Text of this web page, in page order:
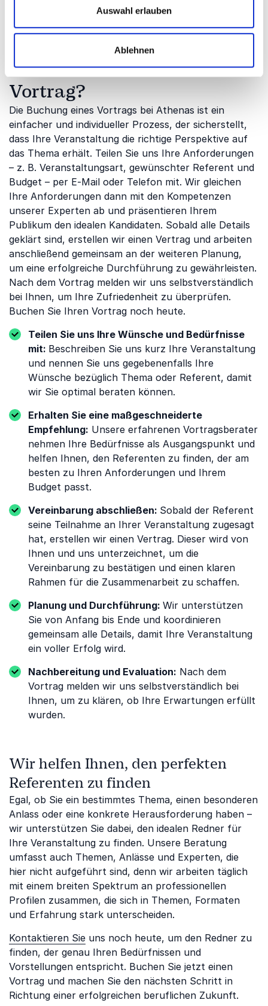
Auswahl erlauben
Ablehnen
Themen oder Referenten besprechen möchten.
Wie buche ich einen
Vortrag?
Die Buchung eines Vortrags bei Athenas ist ein
einfacher und individueller Prozess, der sicherstellt,
dass Ihre Veranstaltung die richtige Perspektive auf
das Thema erhält. Teilen Sie uns Ihre Anforderungen
– z. B. Veranstaltungsart, gewünschter Referent und
Budget – per E-Mail oder Telefon mit. Wir gleichen
Ihre Anforderungen dann mit den Kompetenzen
unserer Experten ab und präsentieren Ihrem
Publikum den idealen Kandidaten. Sobald alle Details
geklärt sind, erstellen wir einen Vertrag und arbeiten
anschließend gemeinsam an der weiteren Planung,
um eine erfolgreiche Durchführung zu gewährleisten.
Nach dem Vortrag melden wir uns selbstverständlich
bei Ihnen, um Ihre Zufriedenheit zu überprüfen.
Buchen Sie Ihren Vortrag noch heute.
Teilen Sie uns Ihre Wünsche und Bedürfnisse
mit: Beschreiben Sie uns kurz Ihre Veranstaltung
und nennen Sie uns gegebenenfalls Ihre
Wünsche bezüglich Thema oder Referent, damit
wir Sie optimal beraten können.
Erhalten Sie eine maßgeschneiderte
Empfehlung: Unsere erfahrenen Vortragsberater
nehmen Ihre Bedürfnisse als Ausgangspunkt und
helfen Ihnen, den Referenten zu finden, der am
besten zu Ihren Anforderungen und Ihrem
Budget passt.
Vereinbarung abschließen: Sobald der Referent
seine Teilnahme an Ihrer Veranstaltung zugesagt
hat, erstellen wir einen Vertrag. Dieser wird von
Ihnen und uns unterzeichnet, um die
Vereinbarung zu bestätigen und einen klaren
Rahmen für die Zusammenarbeit zu schaffen.
Planung und Durchführung: Wir unterstützen
Sie von Anfang bis Ende und koordinieren
gemeinsam alle Details, damit Ihre Veranstaltung
ein voller Erfolg wird.
Nachbereitung und Evaluation: Nach dem
Vortrag melden wir uns selbstverständlich bei
Ihnen, um zu klären, ob Ihre Erwartungen erfüllt
wurden.
Wir helfen Ihnen, den perfekten
Referenten zu finden
Egal, ob Sie ein bestimmtes Thema, einen besonderen
Anlass oder eine konkrete Herausforderung haben –
wir unterstützen Sie dabei, den idealen Redner für
Ihre Veranstaltung zu finden. Unsere Beratung
umfasst auch Themen, Anlässe und Experten, die
hier nicht aufgeführt sind, denn wir arbeiten täglich
mit einem breiten Spektrum an professionellen
Profilen zusammen, die sich in Themen, Formaten
und Erfahrung stark unterscheiden.
Kontaktieren Sie uns noch heute, um den Redner zu
finden, der genau Ihren Bedürfnissen und
Vorstellungen entspricht. Buchen Sie jetzt einen
Vortrag und machen Sie den nächsten Schritt in
Richtung einer erfolgreichen beruflichen Zukunft.